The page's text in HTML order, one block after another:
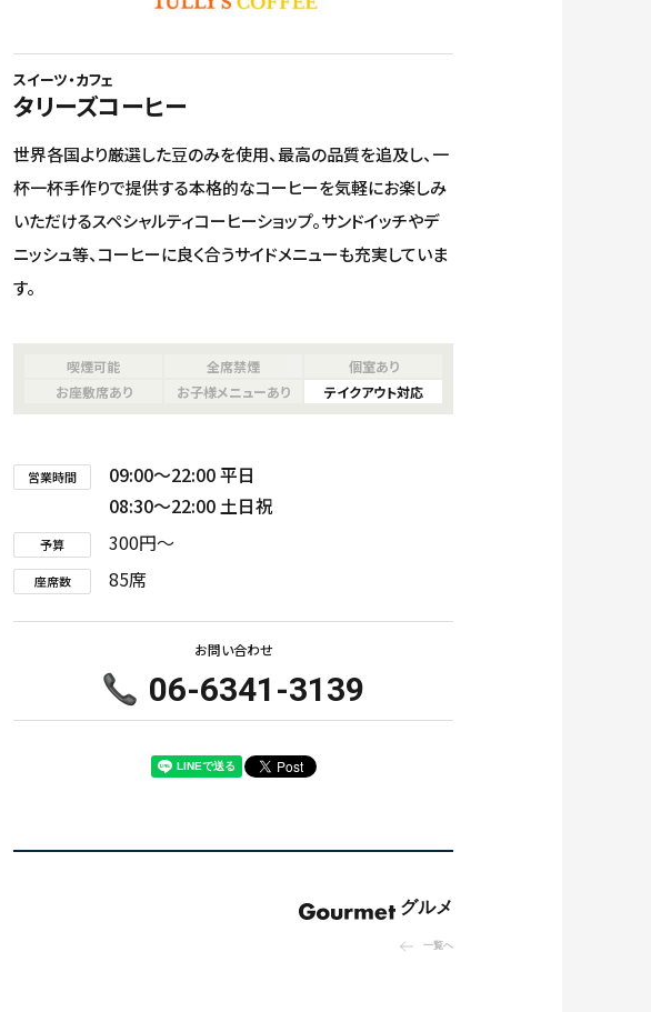
授乳室 ATM
よくあるご質問 お問い合わせ
スイーツ・カフェ
タリーズコーヒー
世界各国より厳選した豆のみを使用、最高の品質を追及し、一
杯一杯手作りで提供する本格的なコーヒーを気軽にお楽しみ
いただけるスペシャルティコーヒーショップ。サンドイッチやデ
ニッシュ等、コーヒーに良く合うサイドメニューも充実していま
す。
喫煙可能 全席禁煙
個室あり
お座敷席あり
お子様メニューあり テイクアウト対応
営業時間 09:00
22:00 平日
08:30
22:00 土日祝
予算 300円～
座席数 85席
お問い合わせ
06-6341-3139
グルメ
一覧へ